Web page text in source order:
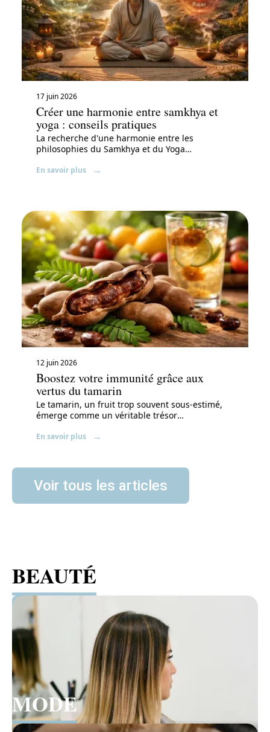
17 juin 2026
Créer une harmonie entre samkhya et
yoga : conseils pratiques
La recherche d'une harmonie entre les
philosophies du Samkhya et du Yoga…
En savoir plus
12 juin 2026
Boostez votre immunité grâce aux
vertus du tamarin
Le tamarin, un fruit trop souvent sous-estimé,
émerge comme un véritable trésor…
En savoir plus
Voir tous les articles
BEAUTÉ
Voir tous les articles
MODE